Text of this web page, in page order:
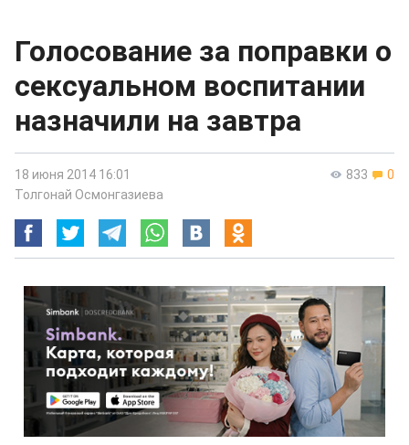
Голосование за поправки о
сексуальном воспитании
назначили на завтра
833 0
18 июня 2014 16:01
Толгонай Осмонгазиева